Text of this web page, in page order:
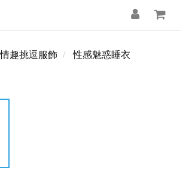
情趣挑逗服飾 性感魅惑睡衣